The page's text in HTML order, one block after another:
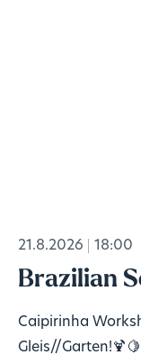
21.8.2026 18:00
Brazilian
Caipirinha
Gleis//